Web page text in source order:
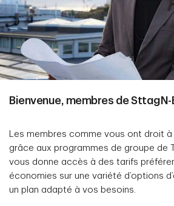
Bienvenue, membres de SttagN-
Les membres comme vous ont droit
grâce aux programmes de groupe de
vous donne accès à des tarifs
économies sur une variété d’options
un plan adapté à vos besoins.